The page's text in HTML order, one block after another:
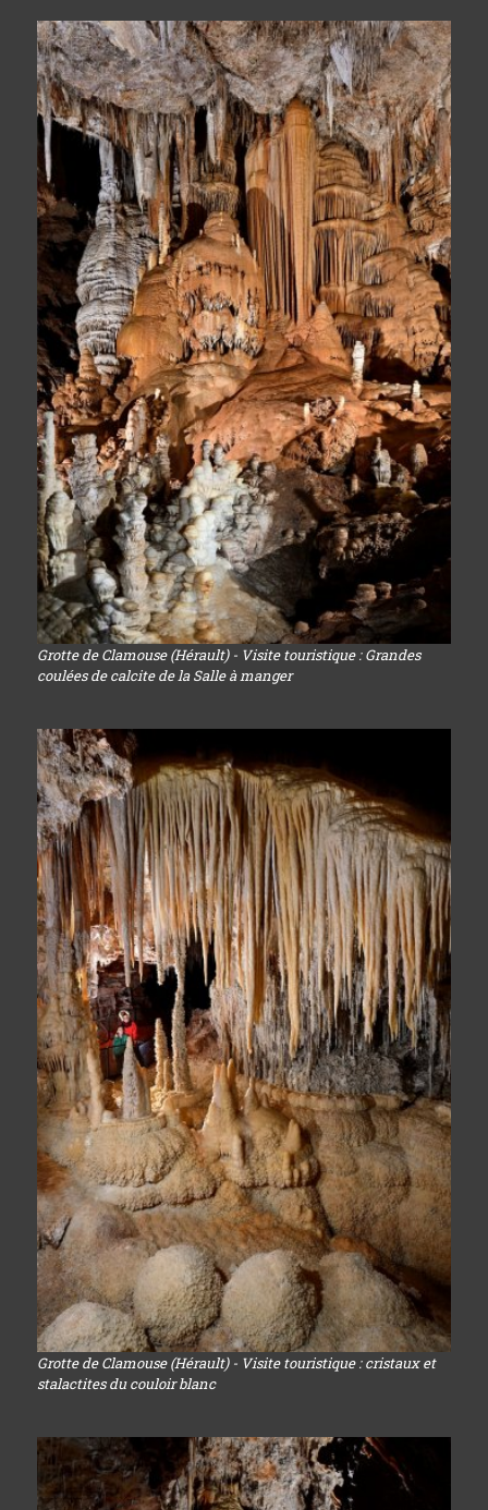
Grotte de Clamouse (Hérault) - Visite touristique : Grandes
coulées de calcite de la Salle à manger
Grotte de Clamouse (Hérault) - Visite touristique : cristaux et
stalactites du couloir blanc